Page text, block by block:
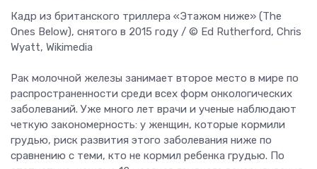
Кадр из британского триллера «Этажом ниже» (The
Ones Below), снятого в 2015 году / © Ed Rutherford, Chris
Wyatt, Wikimedia
Рак молочной железы занимает второе место в мире по
распространенности среди всех форм онкологических
заболеваний. Уже много лет врачи и ученые наблюдают
четкую закономерность: у женщин, которые кормили
грудью, риск развития этого заболевания ниже по
сравнению с теми, кто не кормил ребенка грудью. По